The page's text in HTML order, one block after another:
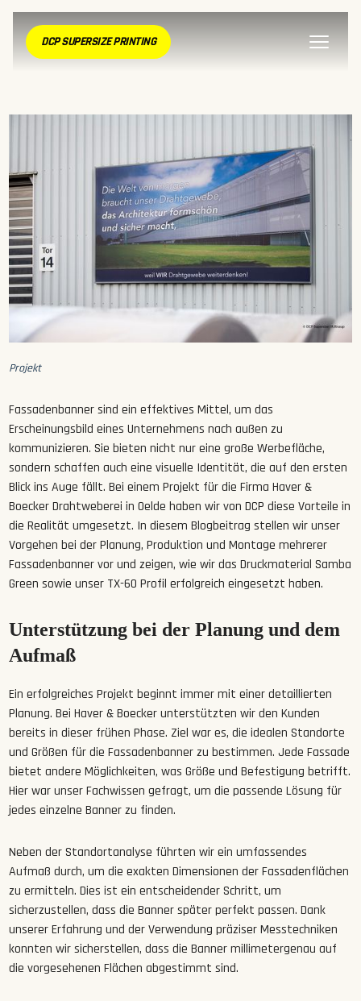
DCP SUPERSIZE PRINTING
Projekt
Fassadenbanner sind ein effektives Mittel, um das
Erscheinungsbild eines Unternehmens nach außen zu
kommunizieren. Sie bieten nicht nur eine große Werbefläche,
sondern schaffen auch eine visuelle Identität, die auf den ersten
Blick ins Auge fällt. Bei einem Projekt für die Firma Haver &
Boecker Drahtweberei in Oelde haben wir von DCP diese Vorteile in
die Realität umgesetzt. In diesem Blogbeitrag stellen wir unser
Vorgehen bei der Planung, Produktion und Montage mehrerer
Fassadenbanner vor und zeigen, wie wir das Druckmaterial Samba
Green sowie unser TX-60 Profil erfolgreich eingesetzt haben.
Unterstützung bei der Planung und dem
Aufmaß
Ein erfolgreiches Projekt beginnt immer mit einer detaillierten
Planung. Bei Haver & Boecker unterstützten wir den Kunden
bereits in dieser frühen Phase. Ziel war es, die idealen Standorte
und Größen für die Fassadenbanner zu bestimmen. Jede Fassade
bietet andere Möglichkeiten, was Größe und Befestigung betrifft.
Hier war unser Fachwissen gefragt, um die passende Lösung für
jedes einzelne Banner zu finden.
Neben der Standortanalyse führten wir ein umfassendes
Aufmaß durch, um die exakten Dimensionen der Fassadenflächen
zu ermitteln. Dies ist ein entscheidender Schritt, um
sicherzustellen, dass die Banner später perfekt passen. Dank
unserer Erfahrung und der Verwendung präziser Messtechniken
konnten wir sicherstellen, dass die Banner millimetergenau auf
die vorgesehenen Flächen abgestimmt sind.